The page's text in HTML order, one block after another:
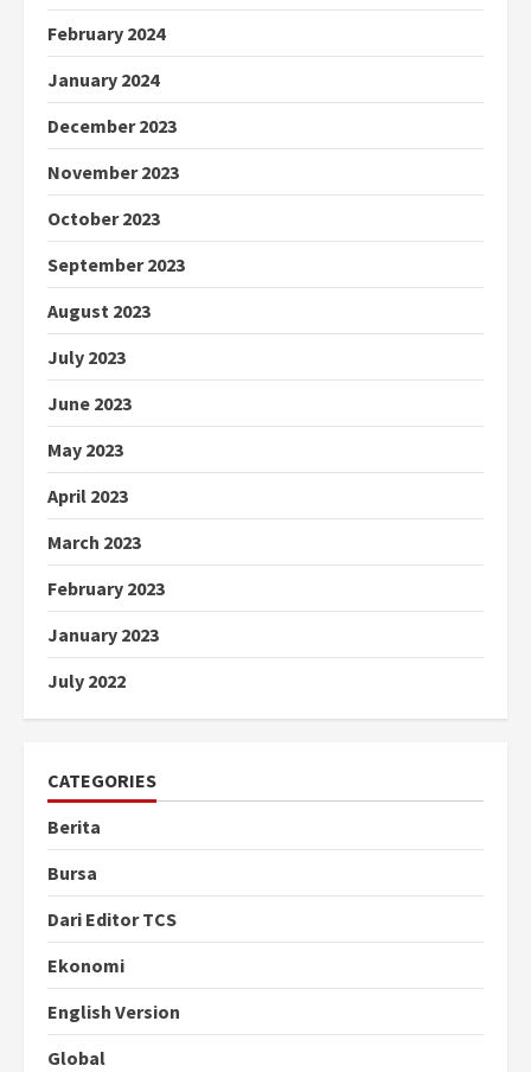
February 2024
January 2024
December 2023
November 2023
October 2023
September 2023
August 2023
July 2023
June 2023
May 2023
April 2023
March 2023
February 2023
January 2023
July 2022
CATEGORIES
Berita
Bursa
Dari Editor TCS
Ekonomi
English Version
Global